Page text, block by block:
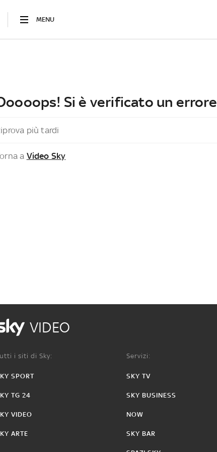
MENU
Si è verificato un errore
più tardi
a Video Sky
VIDEO
i siti di Sky:
SPORT
TG 24
VIDEO
ARTE
Servizi:
SKY TV
SKY BUSINESS
NOW
SKY BAR